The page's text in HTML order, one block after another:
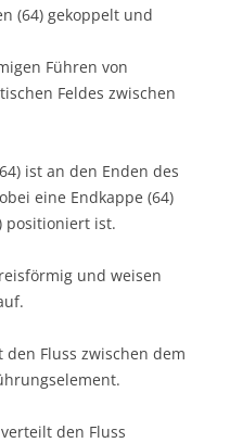
(64) gekoppelt und
Führen von
Feldes zwischen
ist an den Enden des
eine Endkappe (64)
positioniert ist.
und weisen
den Fluss zwischen dem
den Fluss